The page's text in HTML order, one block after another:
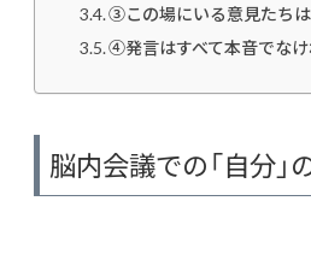
③この場にいる意見たち
④発言はすべて本音でなけ
脳内会議での「自分」